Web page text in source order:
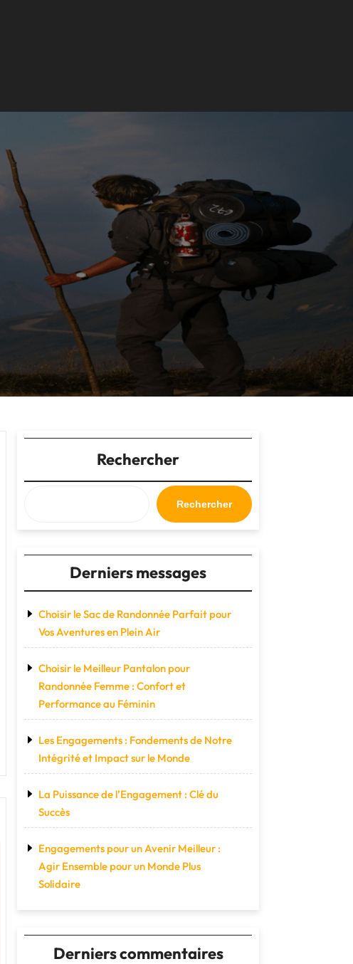
Rechercher
Rechercher
Derniers messages
Choisir le Sac de Randonnée Parfait pour
Vos Aventures en Plein Air
Choisir le Meilleur Pantalon pour
Randonnée Femme : Confort et
Performance au Féminin
Les Engagements : Fondements de Notre
Intégrité et Impact sur le Monde
La Puissance de l’Engagement : Clé du
Succès
Engagements pour un Avenir Meilleur :
Agir Ensemble pour un Monde Plus
Solidaire
Derniers commentaires